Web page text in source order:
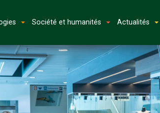
Société et humanités Actualités